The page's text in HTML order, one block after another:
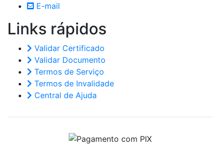
E-mail
Links rápidos
Validar Certificado
Validar Documento
Termos de Serviço
Termos de Invalidade
Central de Ajuda